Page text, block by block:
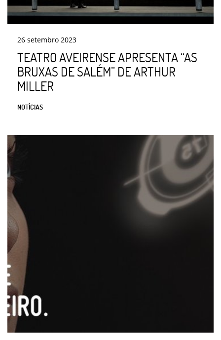
26 setembro 2023
TEATRO AVEIRENSE APRESENTA “AS
BRUXAS DE SALÉM” DE ARTHUR
MILLER
NOTÍCIAS